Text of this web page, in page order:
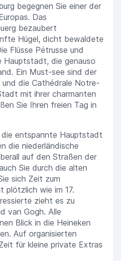
begegnen Sie einer der
Das
bezaubert
Hügel, dicht bewaldete
Flüsse Pétrusse und
Hauptstadt, die genauso
Ein Must-see sind der
die Cathédrale Notre-
mit ihrer charmanten
Sie Ihren freien Tag in
entspannte Hauptstadt
die niederländische
auf den Straßen der
Sie durch die alten
sich Zeit zum
plötzlich wie im 17.
zieht es zu
van Gogh. Alle
Blick in die Heineken
Auf organisierten
für kleine private Extras